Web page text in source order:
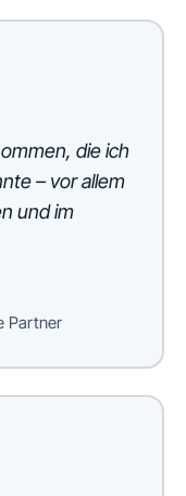
die ich
– vor allem
und im
Partner